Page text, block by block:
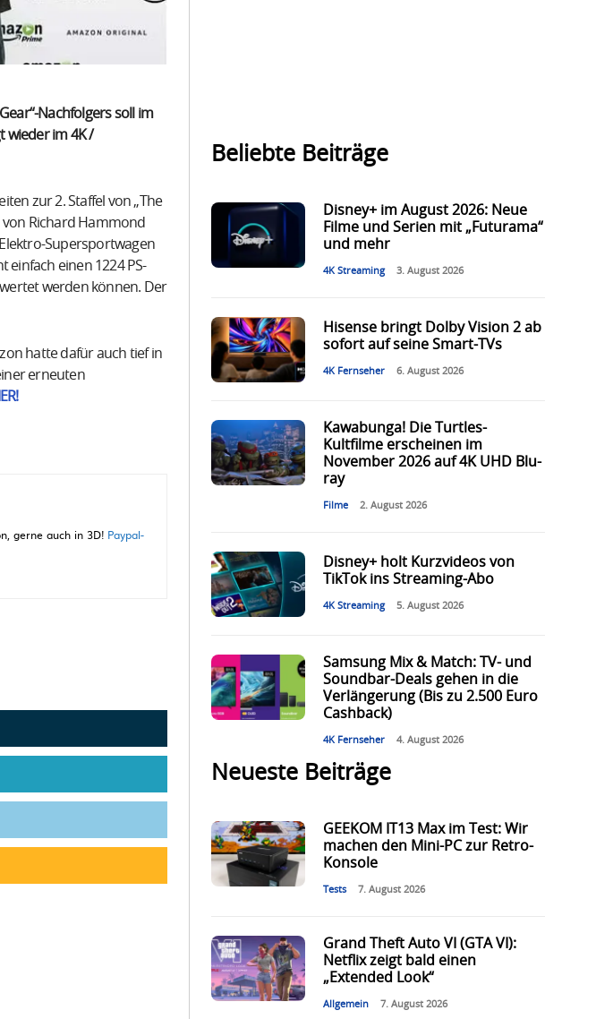
Nachfolgers soll im
wieder im 4K /
zur 2. Staffel von „The
Richard Hammond
Supersportwagen
einfach einen 1224 PS-
werden können. Der
hatte dafür auch tief in
erneuten
gerne auch in 3D! Paypal-
Beliebte Beiträge
Disney+ im August 2026: Neue
Filme und Serien mit „Futurama“
und mehr
4K Streaming 3. August 2026
Hisense bringt Dolby Vision 2 ab
sofort auf seine Smart-TVs
4K Fernseher 6. August 2026
Kawabunga! Die Turtles-
Kultfilme erscheinen im
November 2026 auf 4K UHD Blu-
ray
Filme 2. August 2026
Disney+ holt Kurzvideos von
TikTok ins Streaming-Abo
4K Streaming 5. August 2026
Samsung Mix & Match: TV- und
Soundbar-Deals gehen in die
Verlängerung (Bis zu 2.500 Euro
Cashback)
4K Fernseher 4. August 2026
Neueste Beiträge
GEEKOM IT13 Max im Test: Wir
machen den Mini-PC zur Retro-
Konsole
Tests 7. August 2026
Grand Theft Auto VI (GTA VI):
Netflix zeigt bald einen
„Extended Look“
Allgemein 7. August 2026